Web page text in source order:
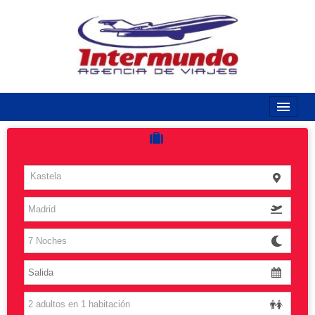
Costas
Vuelos
Islas
Caribe
Grandes Viajes
Kastela